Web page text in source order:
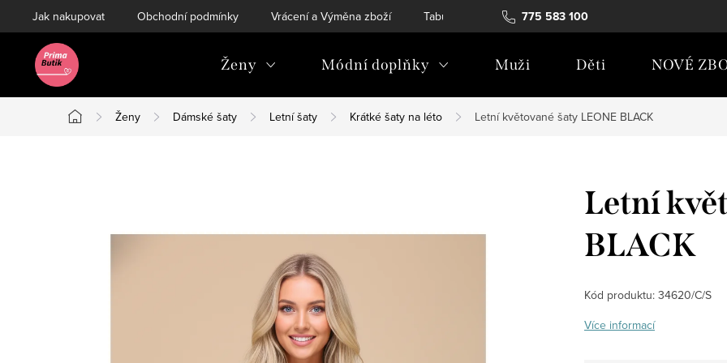
na
775 583 100
Jak nakupovat Obchodní podmínky Vrácení a Výměna zboží Tabulky velikostí Soubory Cookies
Ženy Módní doplňky Muži Děti NOVÉ
Domů
Ženy Dámské šaty Letní šaty Krátké šaty na léto Letní květované šaty LEONE BLACK
Letní
BLACK
Kód produktu: 34620/C/S
Více informací